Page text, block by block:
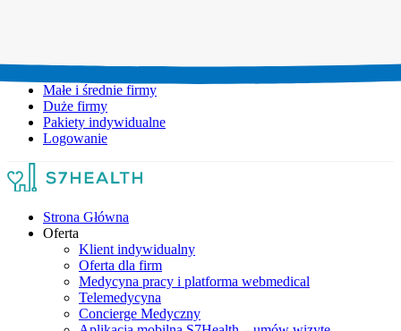
Małe i średnie firmy
Duże firmy
Pakiety indywidualne
Logowanie
Strona Główna
Oferta
Klient indywidualny
Oferta dla firm
Medycyna pracy i platforma webmedical
Telemedycyna
Concierge Medyczny